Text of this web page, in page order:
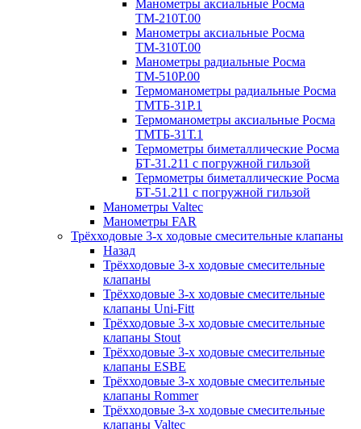
Манометры аксиальные Росма
ТМ-210Т.00
Манометры аксиальные Росма
ТМ-310Т.00
Манометры радиальные Росма
ТМ-510P.00
Термоманометры радиальные Росма
ТМТБ-31P.1
Термоманометры аксиальные Росма
ТМТБ-31Т.1
Термометры биметаллические Росма
БТ-31.211 с погружной гильзой
Термометры биметаллические Росма
БТ-51.211 с погружной гильзой
Манометры Valtec
Манометры FAR
Трёхходовые 3-х ходовые смесительные клапаны
Назад
Трёхходовые 3-х ходовые смесительные
клапаны
Трёхходовые 3-х ходовые смесительные
клапаны Uni-Fitt
Трёхходовые 3-х ходовые смесительные
клапаны Stout
Трёхходовые 3-х ходовые смесительные
клапаны ESBE
Трёхходовые 3-х ходовые смесительные
клапаны Rommer
Трёхходовые 3-х ходовые смесительные
клапаны Valtec